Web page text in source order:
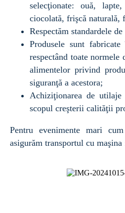
selecţionate: ouă,
ciocolată, frişcă naturală,
Respectăm standardele
Produsele sunt
respectând toate normele
alimentelor privind
siguranţă a acestora;
Achiziţionarea de
scopul creşterii calităţii
Pentru evenimente mari
asigurăm transportul cu